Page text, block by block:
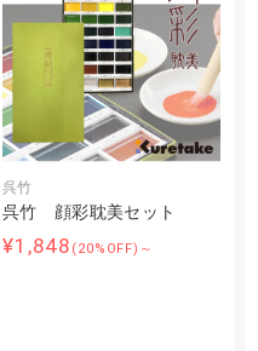
呉竹
呉竹 顔彩耽美セット
¥1,848 (20%OFF)～